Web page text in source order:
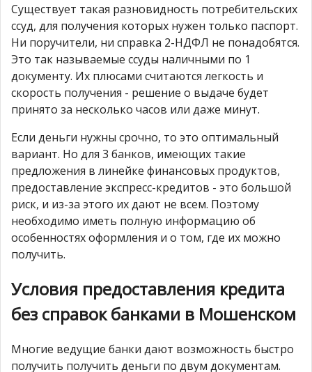
Существует такая разновидность потребительских
ссуд, для получения которых нужен только паспорт.
Ни поручители, ни справка 2-НДФЛ не понадобятся.
Это так называемые ссуды наличными по 1
документу. Их плюсами считаются легкость и
скорость получения - решение о выдаче будет
принято за несколько часов или даже минут.
Если деньги нужны срочно, то это оптимальный
вариант. Но для 3 банков, имеющих такие
предложения в линейке финансовых продуктов,
предоставление экспресс-кредитов - это большой
риск, и из-за этого их дают не всем. Поэтому
необходимо иметь полную информацию об
особенностях оформления и о том, где их можно
получить.
Условия предоставления кредита
без справок банками в Мошенском
Многие ведущие банки дают возможность быстро
получить получить деньги по двум документам.